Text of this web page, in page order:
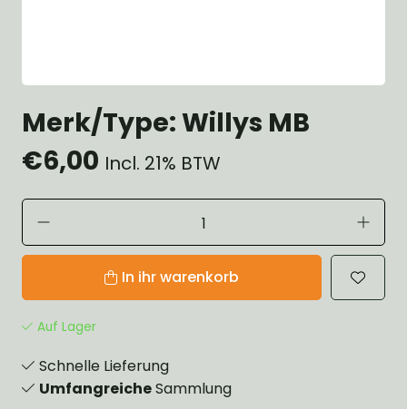
Merk/Type: Willys MB
€6,00 Incl. 21% BTW
In ihr warenkorb
Auf Lager
Schnelle Lieferung
UmfangreicheSammlung